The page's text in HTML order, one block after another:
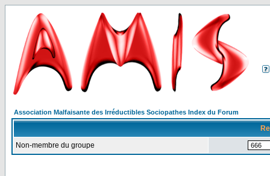
Association Malfaisante des Irréductibles Sociopathes Index du Forum
Non-membre du groupe